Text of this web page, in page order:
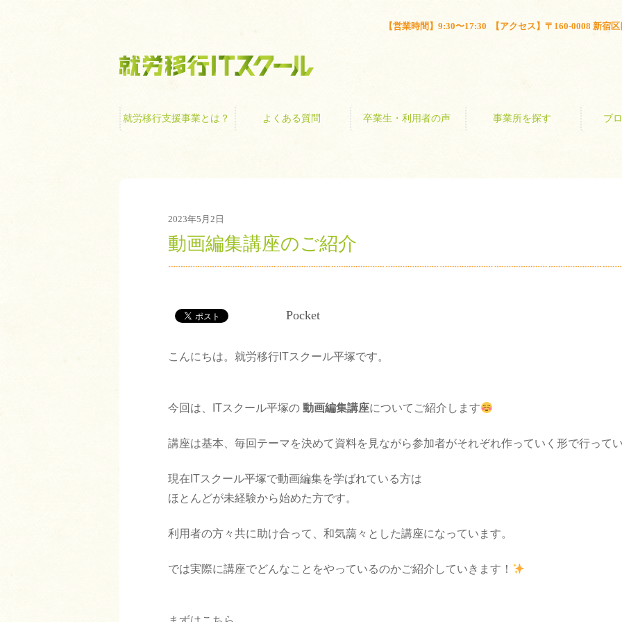
【営業時間】9:30〜17:30 【アクセス】〒160-0008 新
就労移行支援事業とは？ よくある質問 卒業生・利用者の声 事業所を探す ブ
2023年5月2日
動画編集講座のご紹介
Pocket
こんにちは。就労移行ITスクール平塚です。
今回は、ITスクール平塚の 動画編集講座についてご紹介します
講座は基本、毎回テーマを決めて資料を見ながら参加者がそれぞれ作っていく形で行って
現在ITスクール平塚で動画編集を学ばれている方は
ほとんどが未経験から始めた方です。
利用者の方々共に助け合って、和気藹々とした講座になっています。
では実際に講座でどんなことをやっているのかご紹介していきます！